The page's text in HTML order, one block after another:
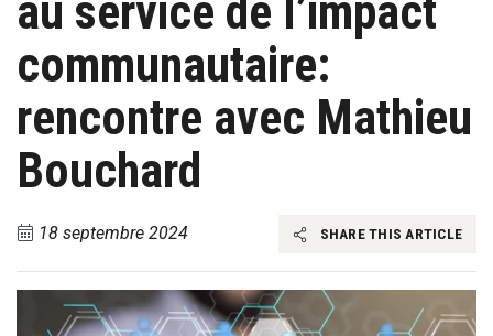
au service de l’impact
communautaire:
rencontre avec Mathieu
Bouchard
18 septembre 2024 SHARE THIS ARTICLE